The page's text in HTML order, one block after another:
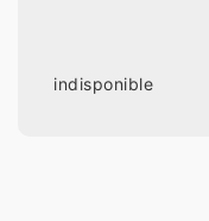
indisponible